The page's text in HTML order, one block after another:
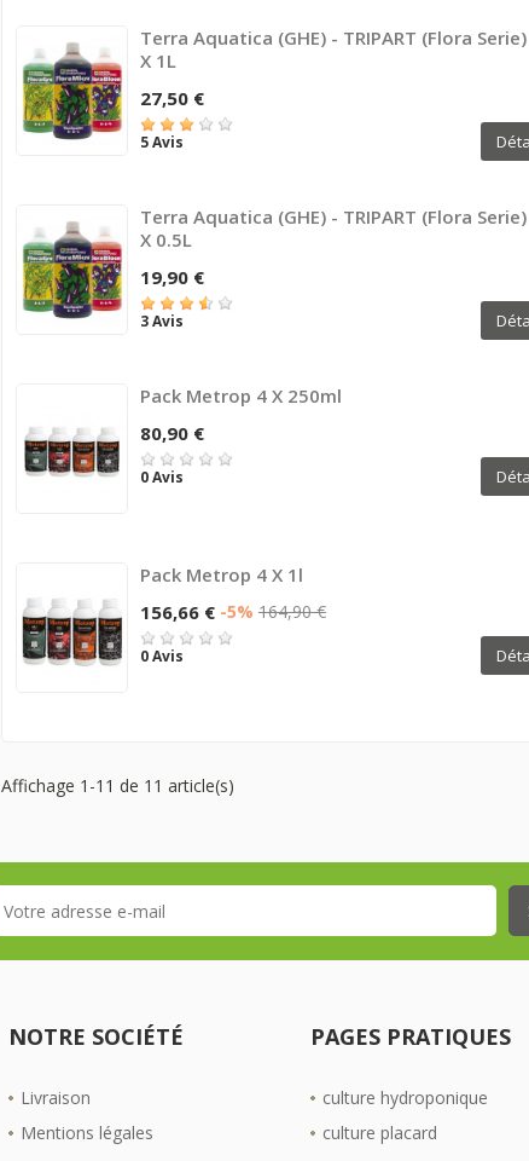
Terra Aquatica (GHE) - TRIPART (Flora
X 1L
27,50 €
5 Avis
Terra Aquatica (GHE) - TRIPART (Flora
X 0.5L
19,90 €
3 Avis
Pack Metrop 4 X 250ml
80,90 €
0 Avis
Pack Metrop 4 X 1l
156,66 € -5% 164,90 €
0 Avis
Affichage 1-11 de 11 article(s)
NOTRE SOCIÉTÉ
Livraison
Mentions légales
PAGES PRATIQUES
culture hydroponique
culture placard